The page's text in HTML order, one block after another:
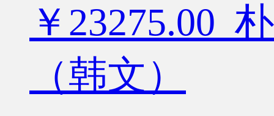
￥23275.00
（韩文）